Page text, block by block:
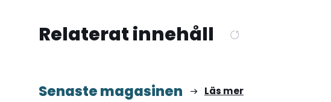
Relaterat innehåll
Senaste magasinen Läs mer